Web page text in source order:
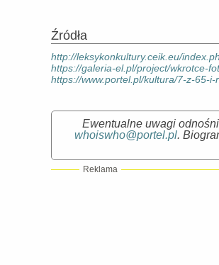
Źródła
http://leksykonkultury.ceik.eu/
https://galeria-el.pl/project/wkrotce-
https://www.portel.pl/kultura/7-z-65-
Ewentualne uwagi
whoiswho@portel.pl.
Reklama